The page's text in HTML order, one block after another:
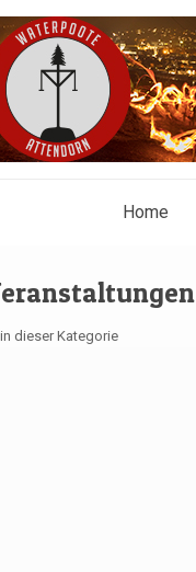
Home
dieser Kategorie